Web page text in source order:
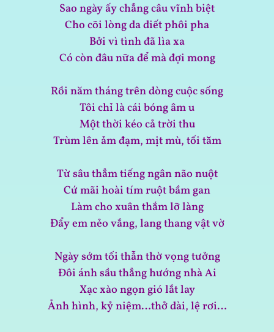
Sao ngày ấy chẳng câu vĩnh biệt
Cho cõi lòng da diết phôi pha
Bởi vì tình đã lìa xa
Có còn đâu nữa để mà đợi mong
Rồi năm tháng trên dòng cuộc sống
Tôi chỉ là cái bóng âm u
Một thời kéo cả trời thu
Trùm lên ảm đạm, mịt mù, tối tăm
Từ sâu thẳm tiếng ngân não nuột
Cứ mãi hoài tím ruột bầm gan
Làm cho xuân thắm lỡ làng
Đẩy em nẻo vắng, lang thang vật vờ
Ngày sớm tối thẫn thờ vọng tưởng
Đôi ánh sầu thẳng hướng nhà Ai
Xạc xào ngọn gió lắt lay
Ảnh hình, kỷ niệm…thở dài, lệ rơi…